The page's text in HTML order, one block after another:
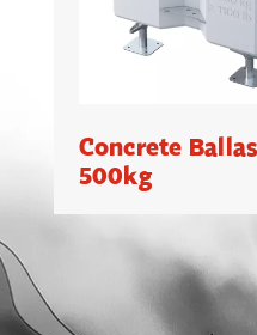
Concrete
500kg